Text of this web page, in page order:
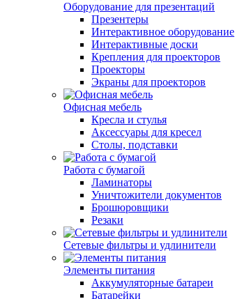
Оборудование для презентаций
Презентеры
Интерактивное оборудование
Интерактивные доски
Крепления для проекторов
Проекторы
Экраны для проекторов
Офисная мебель
Кресла и стулья
Аксессуары для кресел
Столы, подставки
Работа с бумагой
Ламинаторы
Уничтожители документов
Брошюровщики
Резаки
Сетевые фильтры и удлинители
Элементы питания
Аккумуляторные батареи
Батарейки